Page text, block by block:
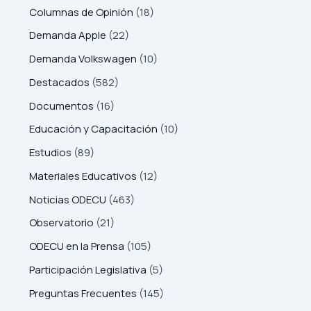
Columnas de Opinión (18)
Demanda Apple (22)
Demanda Volkswagen (10)
Destacados (582)
Documentos (16)
Educación y Capacitación (10)
Estudios (89)
Materiales Educativos (12)
Noticias ODECU (463)
Observatorio (21)
ODECU en la Prensa (105)
Participación Legislativa (5)
Preguntas Frecuentes (145)